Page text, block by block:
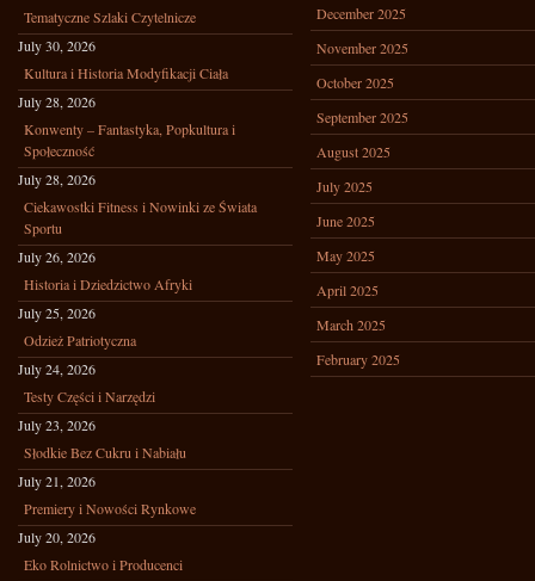
Tematyczne Szlaki Czytelnicze
July 30, 2026
Kultura i Historia Modyfikacji Ciała
July 28, 2026
Konwenty – Fantastyka, Popkultura i
Społeczność
July 28, 2026
Ciekawostki Fitness i Nowinki ze Świata
Sportu
July 26, 2026
Historia i Dziedzictwo Afryki
July 25, 2026
Odzież Patriotyczna
July 24, 2026
Testy Części i Narzędzi
July 23, 2026
Słodkie Bez Cukru i Nabiału
July 21, 2026
Premiery i Nowości Rynkowe
July 20, 2026
Eko Rolnictwo i Producenci
December 2025
November 2025
October 2025
September 2025
August 2025
July 2025
June 2025
May 2025
April 2025
March 2025
February 2025